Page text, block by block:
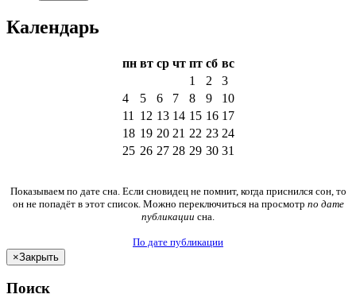
Календарь
пн вт ср чт пт сб вс
1
2
3
4
5 6 7 8 9
10
11
12 13 14 15 16 17
18 19 20 21 22 23 24
25 26 27 28 29 30 31
Показываем по дате сна. Если сновидец не помнит, когда приснился сон, то
он не попадёт в этот список. Можно переключиться на просмотр по дате
публикации сна.
По дате публикации
×Закрыть
Поиск